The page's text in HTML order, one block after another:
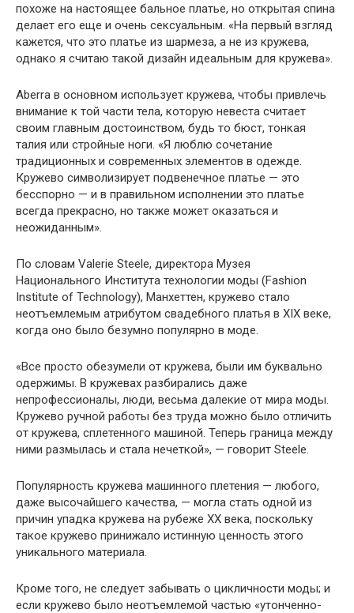
похоже на настоящее бальное платье, но открытая спина
делает его еще и очень сексуальным. «На первый взгляд
кажется, что это платье из шармеза, а не из кружева,
однако я считаю такой дизайн идеальным для кружева».
Aberra в основном использует кружева, чтобы привлечь
внимание к той части тела, которую невеста считает
своим главным достоинством, будь то бюст, тонкая
талия или стройные ноги. «Я люблю сочетание
традиционных и современных элементов в одежде.
Кружево символизирует подвенечное платье — это
бесспорно — и в правильном исполнении это платье
всегда прекрасно, но также может оказаться и
неожиданным».
По словам Valerie Steele, директора Музея
Национального Института технологии моды (Fashion
Institute of Technology), Манхеттен, кружево стало
неотъемлемым атрибутом свадебного платья в XIX веке,
когда оно было безумно популярно в моде.
«Все просто обезумели от кружева, были им буквально
одержимы. В кружевах разбирались даже
непрофессионалы, люди, весьма далекие от мира моды.
Кружево ручной работы без труда можно было отличить
от кружева, сплетенного машиной. Теперь граница между
ними размылась и стала нечеткой», — говорит Steele.
Популярность кружева машинного плетения — любого,
даже высочайшего качества, — могла стать одной из
причин упадка кружева на рубеже ХХ века, поскольку
такое кружево принижало истинную ценность этого
уникального материала.
Кроме того, не следует забывать о цикличности моды; и
если кружево было неотъемлемой частью «утонченно-